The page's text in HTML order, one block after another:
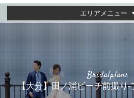
エリアメニュー
Bridalplans
【大分】田ノ浦ビーチ前撮り-